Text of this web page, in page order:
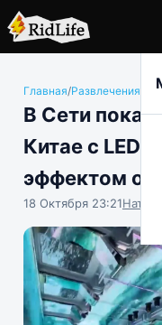
Главная/Развлечения
В Сети
Китае с LED-
эффектом
18 Октября 23:21